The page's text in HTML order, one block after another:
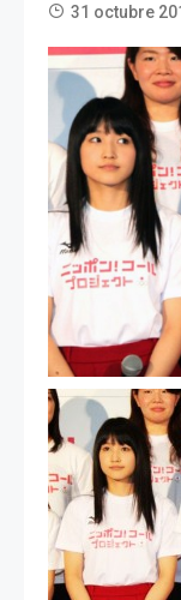
31 octubre